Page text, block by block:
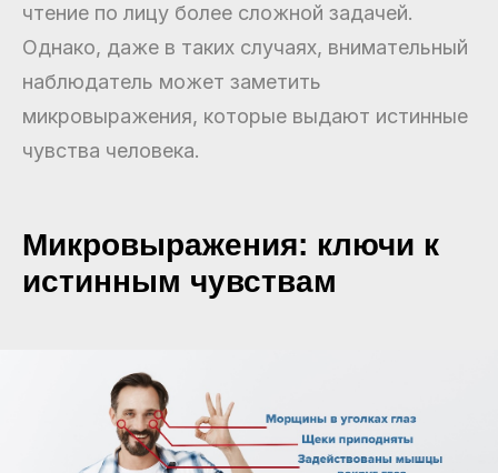
чтение по лицу более сложной задачей.
Однако, даже в таких случаях, внимательный
наблюдатель может заметить
микровыражения, которые выдают истинные
чувства человека.
Микровыражения: ключи к
истинным чувствам